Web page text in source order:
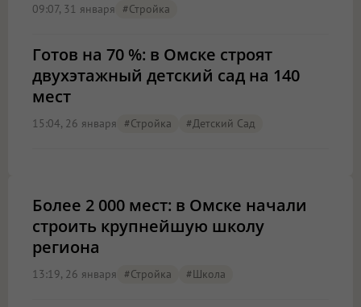
09:07, 31 января #стройка
Готов на 70 %: в Омске строят
двухэтажный детский сад на 140
мест
15:04, 26 января #стройка #детский Сад
Более 2 000 мест: в Омске начали
строить крупнейшую школу
региона
13:19, 26 января #стройка #школа